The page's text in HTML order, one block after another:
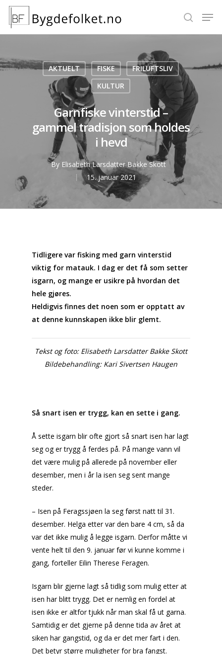
Hit enter to search or ESC to close
AKTUELT FISKE
FRILUFTSLIV
KULTUR
Garnfiske vinterstid –
gammel tradisjon som holdes
i hevd
By Elisabeth Larsdatter Bakke Skott
15. januar 2021
Tidligere var fisking med garn vinterstid
viktig for matauk. I dag er det få som setter
isgarn, og mange er usikre på hvordan det
hele gjøres.
Heldigvis finnes det noen som er opptatt av
at denne kunnskapen ikke blir glemt.
Tekst og foto: Elisabeth Larsdatter Bakke Skott
Bildebehandling: Kari Sivertsen Haugen
Så snart isen er trygg, kan en sette i gang.
Å sette isgarn blir ofte gjort så snart isen har lagt
seg og er trygg å ferdes på. På mange vann vil
det være mulig på allerede på november eller
desember, men i år la isen seg sent mange
steder.
– Isen på Feragssjøen la seg først natt til 31.
desember. Helga etter var den bare 4 cm, så da
var det ikke mulig å legge isgarn. Derfor måtte vi
vente helt til den 9. januar før vi kunne komme i
gang, forteller Eilin Therese Feragen.
Isgarn blir gjerne lagt så tidlig som mulig etter at
isen har blitt trygg. Det er nemlig en fordel at
isen ikke er altfor tjukk når man skal få ut garna.
Samtidig er det gjerne på denne tida av året at
siken har gangstid, og da er det mer fart i den.
Det betyr større muligheter for bra fangst.